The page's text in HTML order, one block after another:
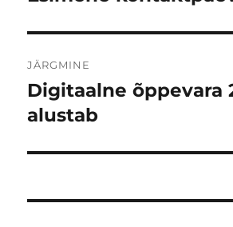
JÄRGMINE
Järgmine
postitus:
Digitaalne õppevara
alustab